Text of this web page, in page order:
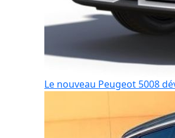
Le nouveau Peugeot 5008